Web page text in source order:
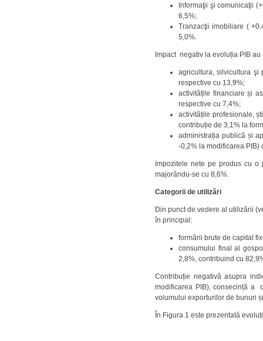
Informaţii şi comunicaţii
6,5%;
Tranzacţii imobiliare (
5,0%.
Impact negativ la evoluția PIB au
agricultura, silvicultura şi
respective cu 13,9%;
activitățile financiare și
respective cu 7,4%;
activitățile profesionale,
contribuție de 3,1% la
administrația publică și
-0,2% la modificarea PIB)
Impozitele nete pe produs cu o
majorându-se cu 8,6%.
Categorii de utilizări
Din punct de vedere al utilizării
în principal:
formării brute de capital
consumului final al
2,8%, contribuind cu
Contribuție negativă asupra
modificarea PIB), consecință a
volumului exporturilor de bunuri
În Figura 1 este prezentată